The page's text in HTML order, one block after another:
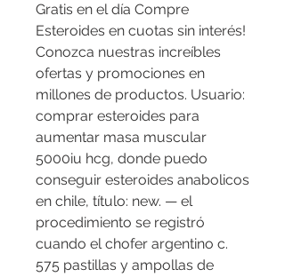
Gratis en el día Compre
Esteroides en cuotas sin interés!
Conozca nuestras increíbles
ofertas y promociones en
millones de productos. Usuario:
comprar esteroides para
aumentar masa muscular
5000iu hcg, donde puedo
conseguir esteroides anabolicos
en chile, título: new. — el
procedimiento se registró
cuando el chofer argentino c.
575 pastillas y ampollas de